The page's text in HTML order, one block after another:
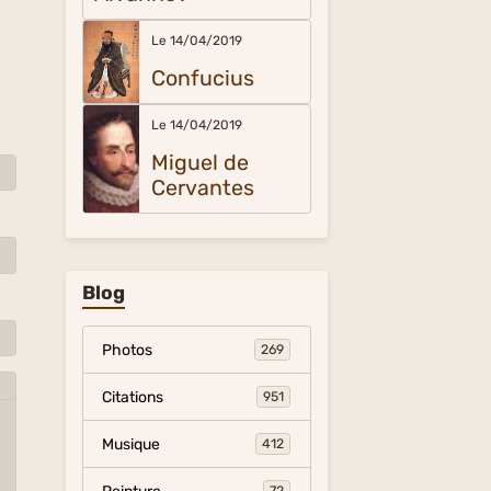
Le 14/04/2019
Confucius
Le 14/04/2019
Miguel de
Cervantes
Blog
Photos 269
Citations 951
Musique 412